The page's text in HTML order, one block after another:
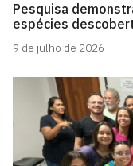
Pesquisa
espécies
9 de julho de 2026